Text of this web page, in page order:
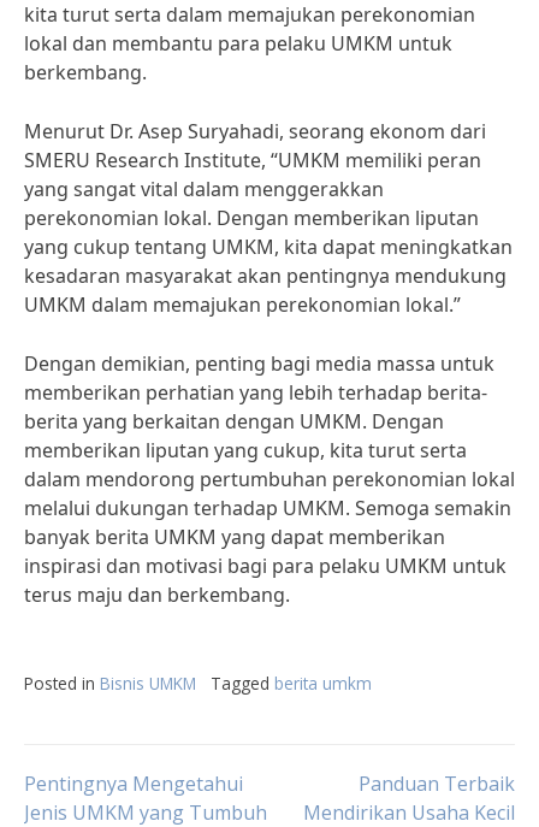
kita turut serta dalam memajukan perekonomian
lokal dan membantu para pelaku UMKM untuk
berkembang.
Menurut Dr. Asep Suryahadi, seorang ekonom dari
SMERU Research Institute, “UMKM memiliki peran
yang sangat vital dalam menggerakkan
perekonomian lokal. Dengan memberikan liputan
yang cukup tentang UMKM, kita dapat meningkatkan
kesadaran masyarakat akan pentingnya mendukung
UMKM dalam memajukan perekonomian lokal.”
Dengan demikian, penting bagi media massa untuk
memberikan perhatian yang lebih terhadap berita-
berita yang berkaitan dengan UMKM. Dengan
memberikan liputan yang cukup, kita turut serta
dalam mendorong pertumbuhan perekonomian lokal
melalui dukungan terhadap UMKM. Semoga semakin
banyak berita UMKM yang dapat memberikan
inspirasi dan motivasi bagi para pelaku UMKM untuk
terus maju dan berkembang.
Posted in Bisnis UMKM Tagged berita umkm
Post
Pentingnya Mengetahui
Jenis UMKM yang Tumbuh
Panduan Terbaik
Mendirikan Usaha Kecil